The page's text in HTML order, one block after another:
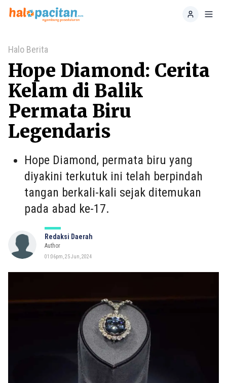
Home
Halo Berita
Hope Diamond: Cerita
Kelam di Balik
Permata Biru
Legendaris
Hope Diamond, permata biru yang
diyakini terkutuk ini telah berpindah
tangan berkali-kali sejak ditemukan
pada abad ke-17.
Redaksi Daerah
Author
01:06pm, 25 Jun, 2024